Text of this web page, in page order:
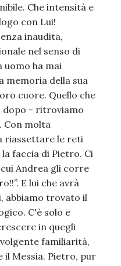
Che intensità e
con Lui!
inaudita,
nel senso di
uomo ha mai
memoria della sua
cuore. Quello che
dopo - ritroviamo
Con molta
riassettare le reti
faccia di Pietro. Ci
Andrea gli corre
E lui che avrà
abbiamo trovato il
C'è solo e
in quegli
familiarità,
Messia. Pietro, pur